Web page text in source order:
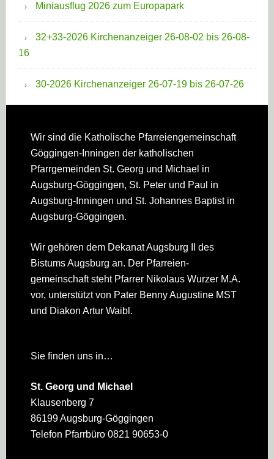
Miniausflug 2026 zum Europapark
32+33-2026 Kirchenanzeiger 26-08-02 bis 26-08-
16
30-2026 Kirchenanzeiger 26-07-19 bis 26-07-26
Footer
Wir sind die Katholische Pfarreien­gemeinschaft
Göggingen-Inningen der katholischen
Pfarrgemeinden St. Georg und Michael in
Augsburg-Göggingen, St. Peter und Paul in
Augsburg-Inningen und St. Johannes Baptist in
Augsburg-Göggingen.
Wir gehören dem Dekanat Augsburg II des
Bistums Augsburg an. Der Pfarreien­
gemeinschaft steht Pfarrer Nikolaus Wurzer M.A.
vor, unterstützt von Pater Benny Augustine MST
und Diakon Artur Waibl.
Sie finden uns in…
St. Georg und Michael
Klausenberg 7
86199 Augsburg-Göggingen
Telefon Pfarrbüro 0821 90653-0